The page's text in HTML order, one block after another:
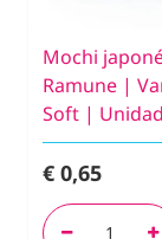
Mochi
Ramune |
Soft | Unidad
€ 0,65